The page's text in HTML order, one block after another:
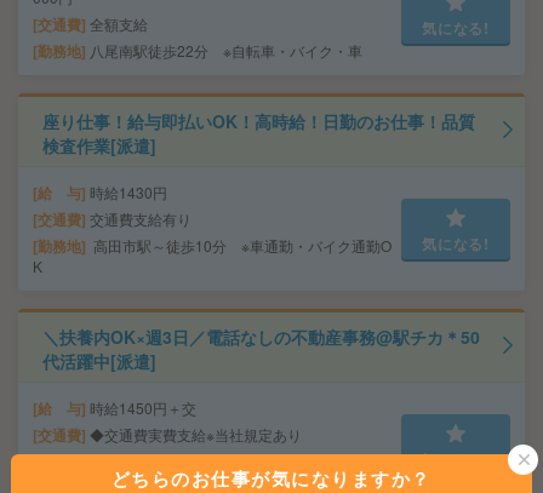
交通費 全額支給
勤務地 八尾南駅徒歩22分 ※自転車・バイク・車
気になる!
座り仕事！給与即払いOK！高時給！日勤のお仕事！品質
検査作業[派遣]
給 与 時給1430円
交通費 交通費支給有り
勤務地
高田市駅～徒歩10分 ※車通勤・バイク通勤O
K
気になる!
＼扶養内OK×週3日／電話なしの不動産事務@駅チカ＊50
代活躍中[派遣]
給 与 時給1450円＋交
交通費 ◆交通費実費支給※当社規定あり
JR神戸線・京都線・琵琶湖線 茨木駅 徒歩4分/
阪急京都本線 茨木市駅 バス8分＋徒歩2分
気になる!
どちらのお仕事が気になりますか？